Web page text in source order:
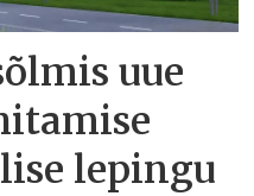
uue
lepingu